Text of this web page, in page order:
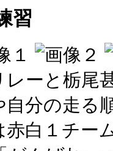
習
ーと栃尾
自分の走る
赤白１チー